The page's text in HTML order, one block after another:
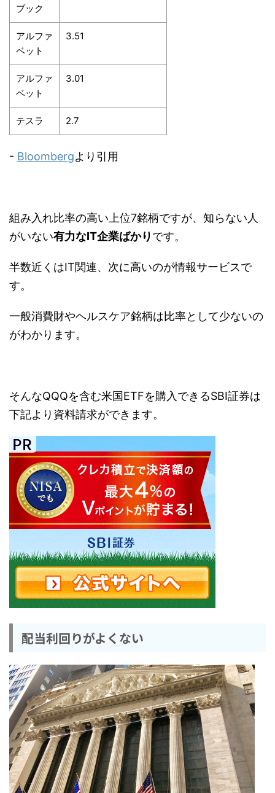
ブック
アルファ
ベット
3.51
アルファ
ベット
3.01
テスラ 2.7
- Bloombergより引用
組み入れ比率の高い上位7銘柄ですが、知らない人
がいない有力なIT企業ばかりです。
半数近くはIT関連、次に高いのが情報サービスで
す。
一般消費財やヘルスケア銘柄は比率として少ないの
がわかります。
そんなQQQを含む米国ETFを購入できるSBI証券は
下記より資料請求ができます。
配当利回りがよくない